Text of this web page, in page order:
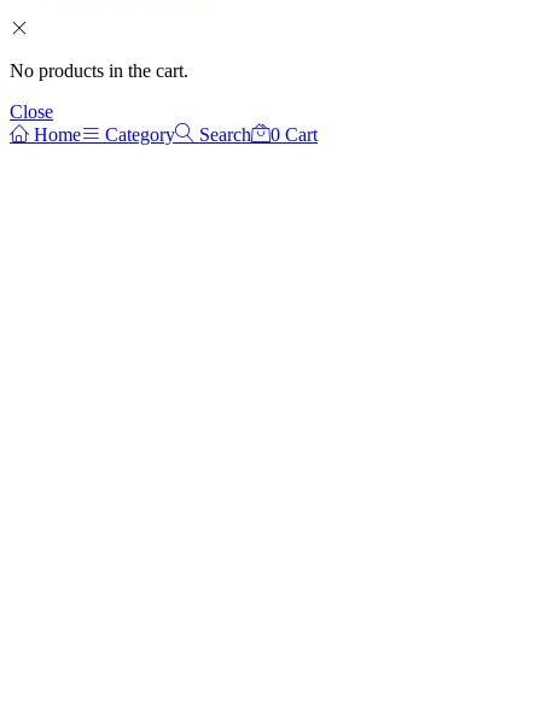
No products in the cart.
Close
Home
Category Search 0 Cart